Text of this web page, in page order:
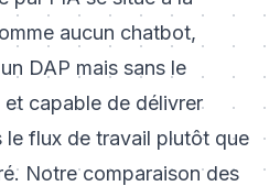
aucun chatbot,
DAP mais sans le
capable de délivrer
le flux de travail plutôt que
Notre comparaison des